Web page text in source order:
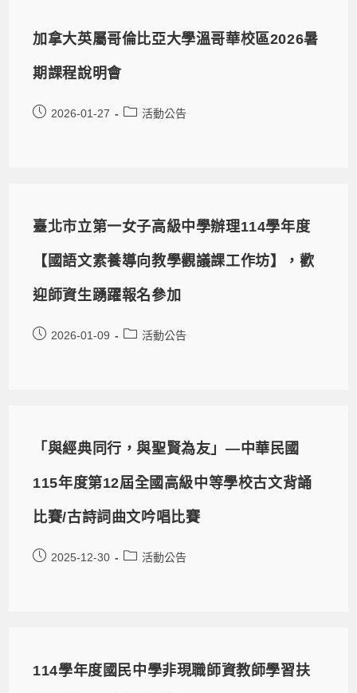
加拿大英屬哥倫比亞大學溫哥華校區2026暑
期課程說明會
2026-01-27 活動公告
臺北市立第一女子高級中學辦理114學年度
【國語文素養導向教學觀議課工作坊】，歡
迎師資生踴躍報名參加
2026-01-09 活動公告
「與經典同行，與聖賢為友」—中華民國
115年度第12屆全國高級中等學校古文背誦
比賽/古詩詞曲文吟唱比賽
2025-12-30 活動公告
114學年度國民中學非現職師資教師學習扶